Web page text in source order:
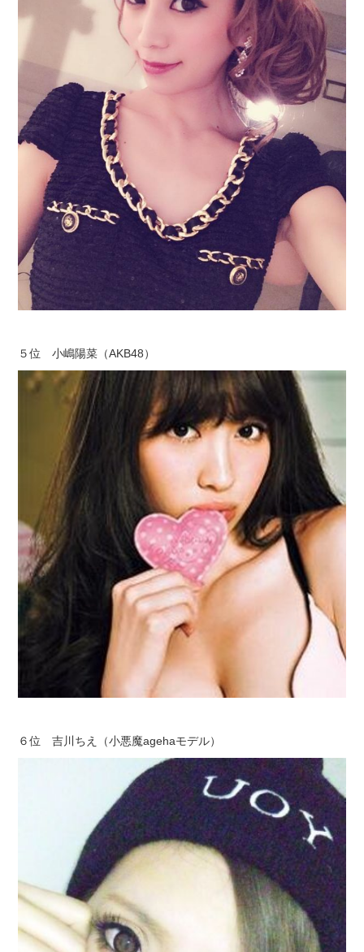
５位 小嶋陽菜（AKB48）
６位 吉川ちえ（小悪魔agehaモデル）